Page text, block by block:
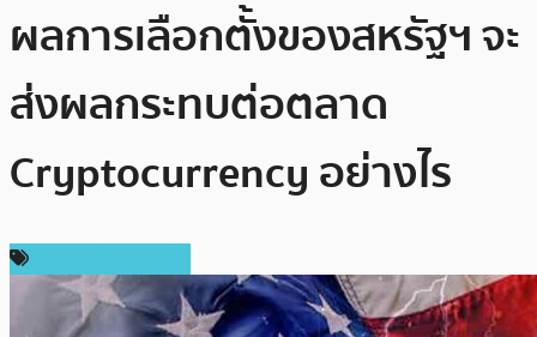
ผลการเลือกตั้งของสหรัฐฯ จะ
ส่งผลกระทบต่อตลาด
Cryptocurrency อย่างไร